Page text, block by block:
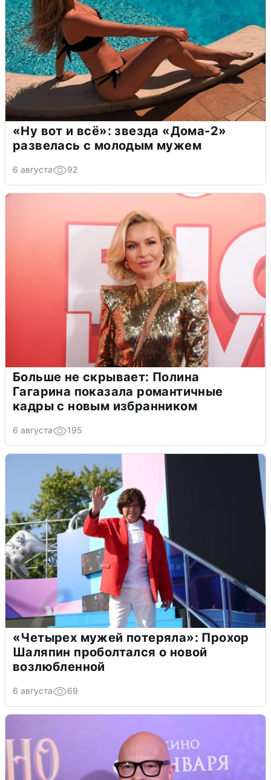
«Ну вот и всё»: звезда «Дома-2»
развелась с молодым мужем
6 августа 92
Больше не скрывает: Полина
Гагарина показала романтичные
кадры с новым избранником
6 августа 195
«Четырех мужей потеряла»: Прохор
Шаляпин проболтался о новой
возлюбленной
6 августа 69